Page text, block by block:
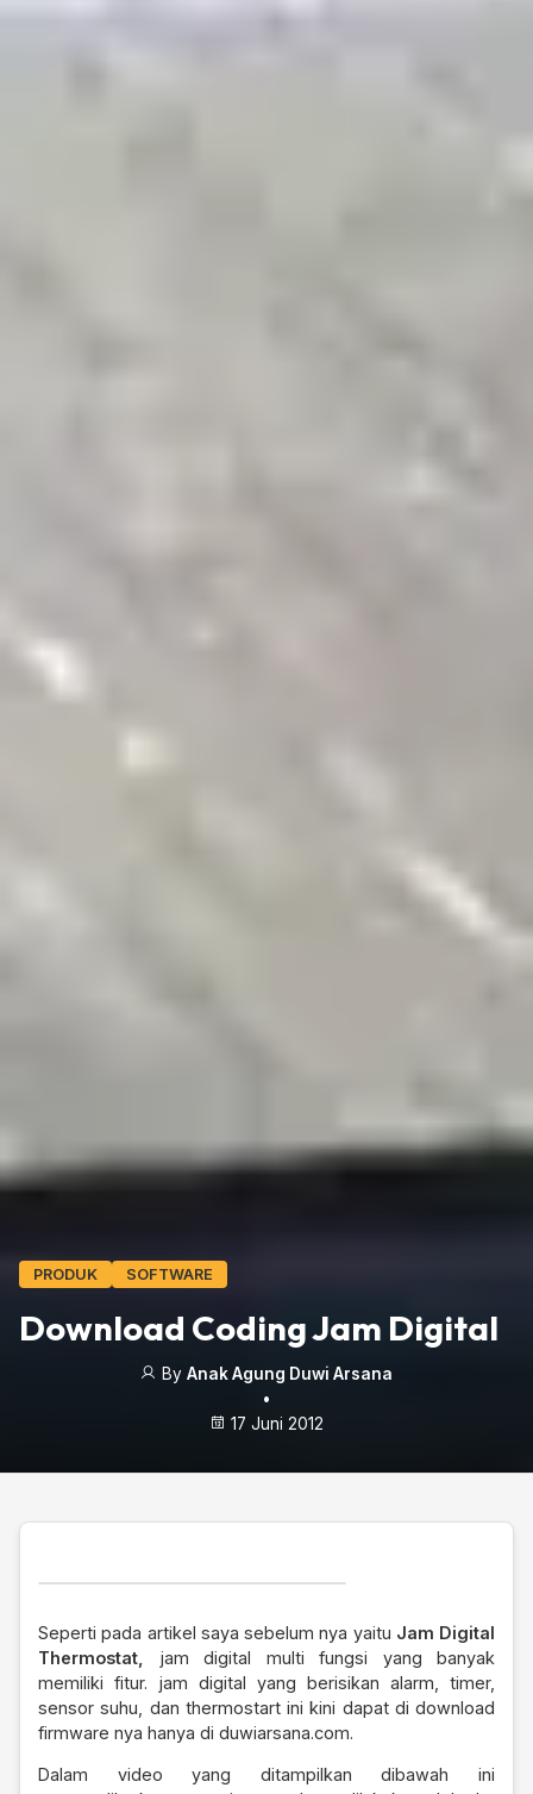
PRODUK SOFTWARE
Download Coding Jam Digital
By Anak Agung Duwi Arsana
•
17 Juni 2012
Seperti pada artikel saya sebelum nya yaitu Jam Digital
Thermostat
jam digital multi fungsi yang banyak
memiliki fitur. jam digital yang berisikan alarm, timer,
sensor suhu, dan thermostart ini kini dapat di download
firmware nya hanya di duwiarsana.com.
Dalam video yang ditampilkan dibawah ini